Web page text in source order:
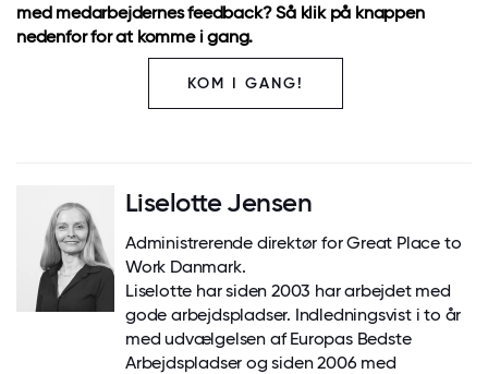
med medarbejdernes feedback? Så klik på knappen
nedenfor for at komme i gang.
KOM I GANG!
Liselotte Jensen
Administrerende direktør for Great Place to
Work Danmark.
Liselotte har siden 2003 har arbejdet med
gode arbejdspladser. Indledningsvist i to år
med udvælgelsen af Europas Bedste
Arbejdspladser og siden 2006 med